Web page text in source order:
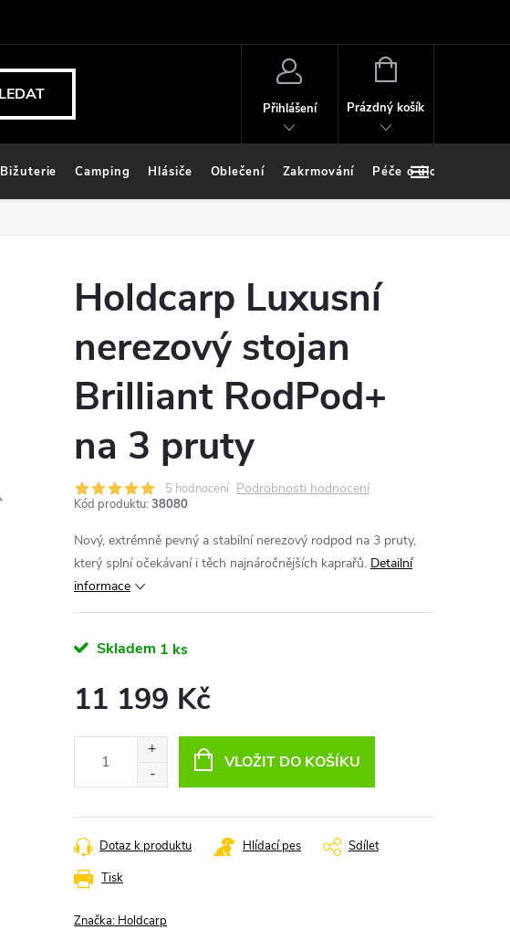
Přihlášení
NÁKUPNÍ
Prázdný košík
Bižuterie Camping Hlásiče Oblečení Zakrmování Péče o úlovek
Holdcarp Luxusní
nerezový stojan
Brilliant RodPod+
na 3 pruty
5 hodnocení Podrobnosti hodnocení
Kód produktu: 38080
Nový, extrémně pevný a stabilní nerezový rodpod na 3 pruty,
který splní očekávaní i těch najnáročnějších kaprařů. Detailní
informace
Skladem 1 ks
11 199 Kč
VLOŽIT DO KOŠÍKU
Tisk
Dotaz k produktu Hlídací pes Sdílet
Značka: Holdcarp